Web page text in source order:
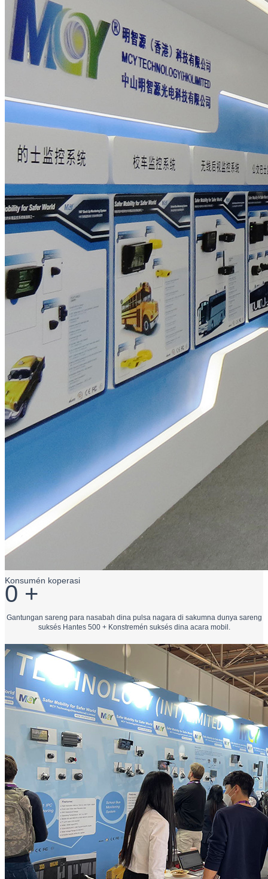
Konsumén koperasi
0 +
Gantungan sareng para nasabah dina pulsa nagara di sakumna dunya sareng
suksés Hantes 500 + Konstremén suksés dina acara mobil.